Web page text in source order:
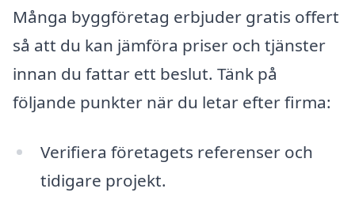
Många byggföretag erbjuder gratis offert
så att du kan jämföra priser och tjänster
innan du fattar ett beslut. Tänk på
följande punkter när du letar efter firma:
Verifiera företagets referenser och
tidigare projekt.